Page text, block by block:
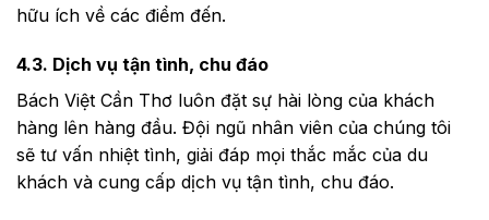
hữu ích về các điểm đến.
4.3. Dịch vụ tận tình, chu đáo
Bách Việt Cần Thơ luôn đặt sự hài lòng của khách
hàng lên hàng đầu. Đội ngũ nhân viên của chúng tôi
sẽ tư vấn nhiệt tình, giải đáp mọi thắc mắc của du
khách và cung cấp dịch vụ tận tình, chu đáo.